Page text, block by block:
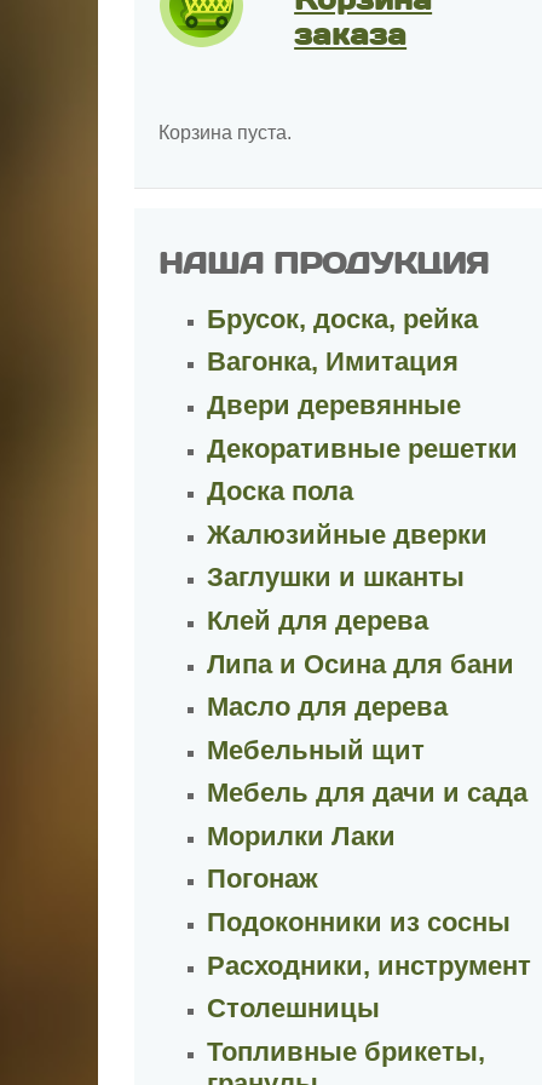
заказа
Корзина пуста.
НАША ПРОДУКЦИЯ
Брусок, доска, рейка
Вагонка, Имитация
Двери деревянные
Декоративные решетки
Доска пола
Жалюзийные дверки
Заглушки и шканты
Клей для дерева
Липа и Осина для бани
Масло для дерева
Мебельный щит
Мебель для дачи и сада
Морилки Лаки
Погонаж
Подоконники из сосны
Расходники, инструмент
Столешницы
Топливные брикеты,